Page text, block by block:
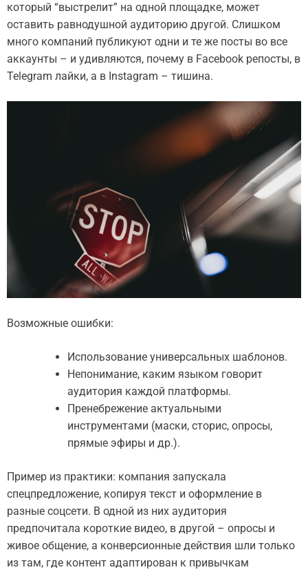
который “выстрелит” на одной площадке, может
оставить равнодушной аудиторию другой. Слишком
много компаний публикуют одни и те же посты во все
аккаунты – и удивляются, почему в Facebook репосты, в
Telegram лайки, а в Instagram – тишина.
Возможные ошибки:
Использование универсальных шаблонов.
Непонимание, каким языком говорит
аудитория каждой платформы.
Пренебрежение актуальными
инструментами (маски, сторис, опросы,
прямые эфиры и др.).
Пример из практики: компания запускала
спецпредложение, копируя текст и оформление в
разные соцсети. В одной из них аудитория
предпочитала короткие видео, в другой – опросы и
живое общение, а конверсионные действия шли только
из там, где контент адаптирован к привычкам